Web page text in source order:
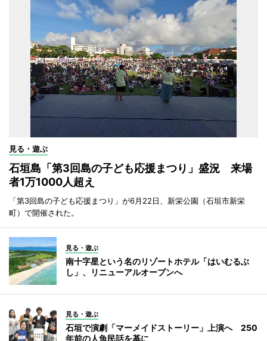
見る・遊ぶ
石垣島「第3回島の子ども応援まつり」盛況 来場
者1万1000人超え
「第3回島の子ども応援まつり」が6月22日、新栄公園（石垣市新栄
町）で開催された。
見る・遊ぶ
南十字星という名のリゾートホテル「はいむるぶ
し」、リニューアルオープンへ
見る・遊ぶ
石垣で演劇「マーメイドストーリー」上演へ 250
年前の人魚民話を基に